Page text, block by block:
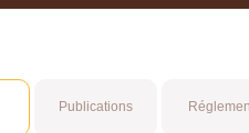
Publications